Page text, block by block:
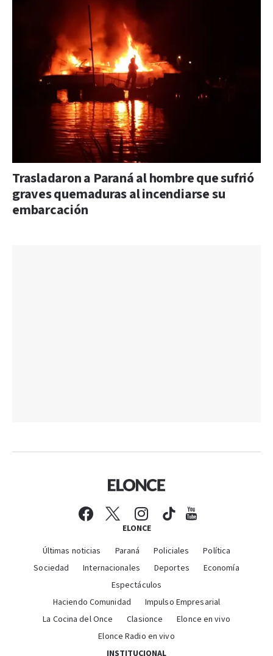
Trasladaron a Paraná al hombre que sufrió
graves quemaduras al incendiarse su
embarcación
ELONCE
Últimas noticias Paraná Policiales
Política
Sociedad
Internacionales Deportes
Economía
Espectáculos
Haciendo Comunidad
Impulso Empresarial
La Cocina del Once
Clasionce
Elonce en vivo
Elonce Radio en vivo
INSTITUCIONAL